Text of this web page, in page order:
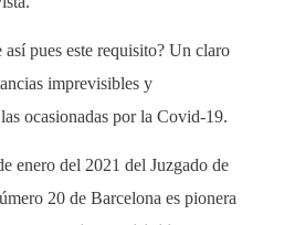
así pues este requisito? Un claro
imprevisibles y
ocasionadas por la Covid-19.
enero del 2021 del Juzgado de
20 de Barcelona es pionera